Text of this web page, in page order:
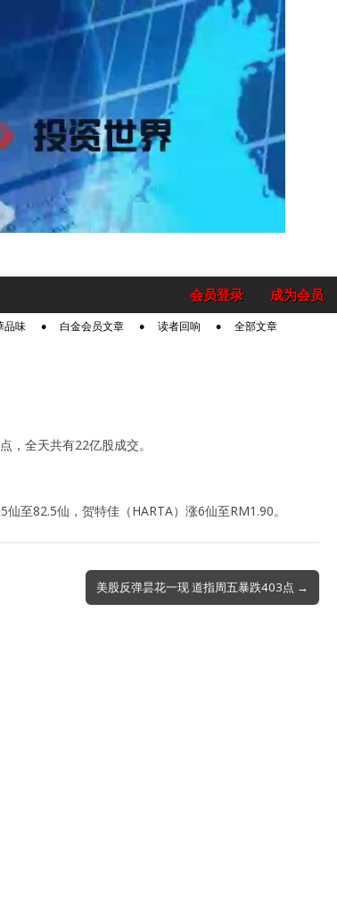
成为会员
会员登录
品味 白金会员文章 读者回响 全部文章
，全天共有22亿股成交。
至82.5仙，贺特佳（HARTA）涨6仙至RM1.90。
美股反弹昙花一现 道指周五暴跌403点 →